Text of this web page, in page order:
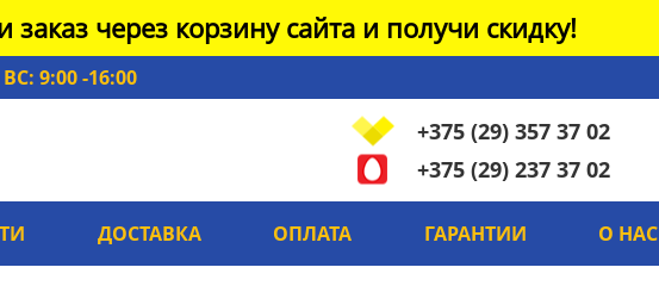
через корзину сайта и получи скидку!
ВС: 9:00 -16:00
+375 (29) 357 37 02
+375 (29) 237 37 02
ДОСТАВКА ОПЛАТА ГАРАНТИИ О НАС